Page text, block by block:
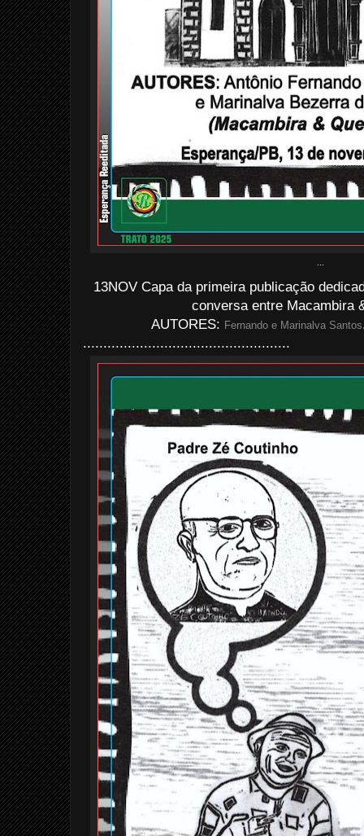
13NOV Capa da primeira publicação
conversa entre Macambira
AUTORES: Fernando e Marinalva Santos
...................................................